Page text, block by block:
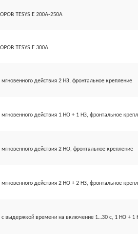
TESYS E 200A-250A
TESYS E 300A
действия 2 НЗ, фронтальное крепление
мгновенного действия 1 НО + 1 НЗ, фронтальное
мгновенного действия 2 НО, фронтальное крепление
мгновенного действия 2 НО + 2 НЗ, фронтальное
с выдержкой времени на включение 1…30 с, 1 НО + 1